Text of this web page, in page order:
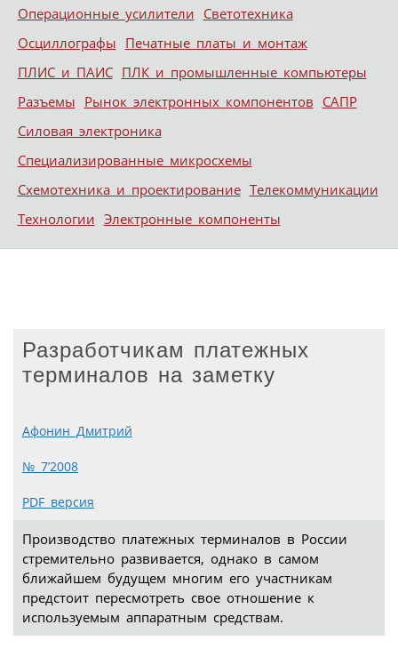
Операционные усилители Светотехника
Осциллографы Печатные платы и монтаж
ПЛИС и ПАИС ПЛК и промышленные компьютеры
Разъемы Рынок электронных компонентов САПР
Силовая электроника
Специализированные микросхемы
Схемотехника и проектирование Телекоммуникации
Технологии Электронные компоненты
Разработчикам платежных
терминалов на заметку
Афонин Дмитрий
№ 7’2008
PDF версия
Производство платежных терминалов в России
стремительно развивается, однако в самом
ближайшем будущем многим его участникам
предстоит пересмотреть свое отношение к
используемым аппаратным средствам.